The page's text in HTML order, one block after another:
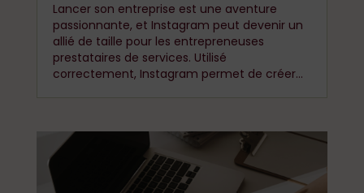
Lancer son entreprise est une aventure
passionnante, et Instagram peut devenir un
allié de taille pour les entrepreneuses
prestataires de services. Utilisé
correctement, Instagram permet de créer...